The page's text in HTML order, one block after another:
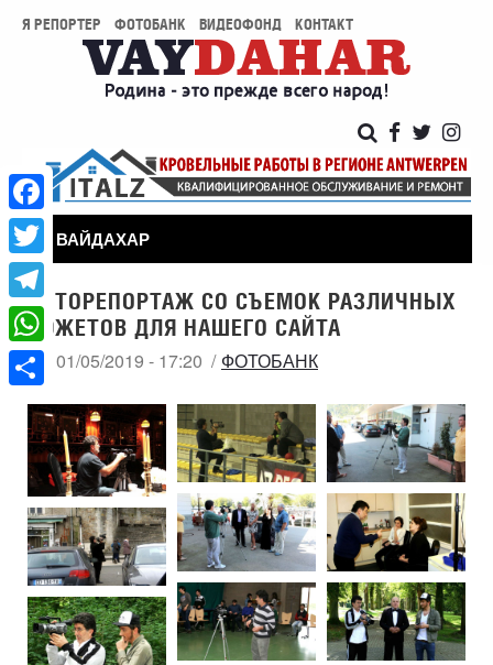
Я РЕПОРТЕР ФОТОБАНК ВИДЕОФОНД КОНТАКТ
ВАЙДАХАР
ФОТОРЕПОРТАЖ СО СЪЕМОК РАЗЛИЧНЫХ
СЮЖЕТОВ ДЛЯ НАШЕГО САЙТА
СБ, 01/05/2019 - 17:20 ФОТОБАНК
Facebook
Twitter
Telegram
WhatsApp
Share